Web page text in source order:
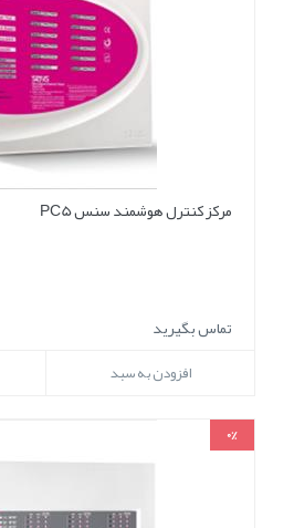
مرکز کنترل هوشمند سنس PC5
تماس بگیرید
افزودن به سبد
0%